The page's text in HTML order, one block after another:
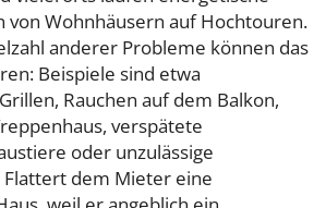
von Wohnhäusern auf Hochtouren.
anderer Probleme können das
Beispiele sind etwa
Rauchen auf dem Balkon,
verspätete
oder unzulässige
dem Mieter eine